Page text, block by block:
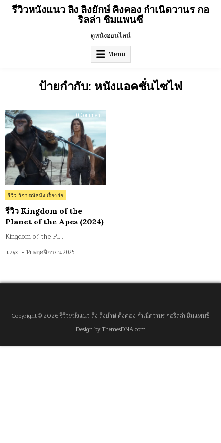
Skipรีวิวหนังแนว ลิง ลิงยักษ์ คิงคอง กำเนิดวานร กอ
ริลล่า ชิมแพนซี
ดูหนังออนไลน์
Menu
ป้ายกำกับ: หนังแอคชั่นไซไฟ
0 Commenton
รีวิว
Kingdom
of
Planet
of
the
Apes
Posted
in
รีวิว วิจารณ์หนัง เรื่องย่อ
รีวิว Kingdom of the
Planet of the Apes (2024)
Kingdom of the Pl…
luzyx 14 พฤศจิกายน 2025
Copyright © 2026 รีวิวหนังแนว ลิง ลิงยักษ์ คิงคอง กำเนิดวานร กอริลล่า ชิมแพนซี
Design by ThemesDNA.com